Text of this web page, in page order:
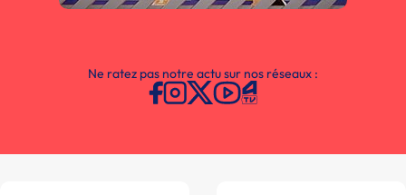
Ne ratez pas notre actu sur nos réseaux :